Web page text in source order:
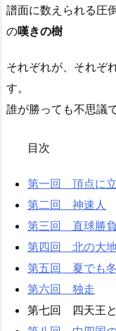
譜面に数えられる圧
の嘆きの樹
それぞれが、それぞ
す。
誰が勝っても不思議
目次
第一回 頂点に
第二回 神速人
第三回 直球勝負
第四回 北の大
第五回 夏でも冬
第六回 独走
第七回 四天王